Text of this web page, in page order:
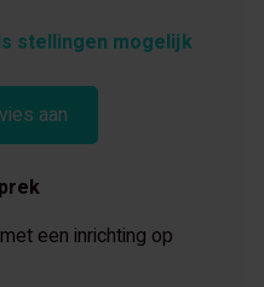
stellingen mogelijk
aan
een inrichting op